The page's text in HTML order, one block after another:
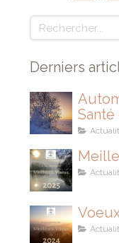
Rechercher
Derniers
Santé - Comment entretenir
son